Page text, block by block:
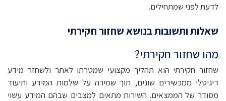
לדעת לפני שמתחילים.
שאלות ותשובות בנושא שחזור חקירתי
מהו שחזור חקירתי?
שחזור חקירתי הוא תהליך מקצועי שמטרתו לאתר ולשחזר מידע
דיגיטלי ממכשירים שונים, תוך שמירה על שלמות המידע ותיעוד
מסודר של הממצאים. השירות מתאים למצבים שבהם המידע עשוי